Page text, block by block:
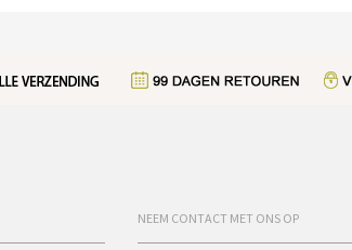
NEEM CONTACT MET ONS OP